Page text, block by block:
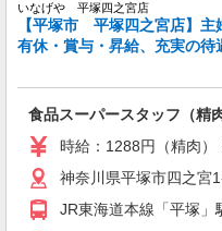
アルバイト
オリンピック 平塚店
神奈川
キープ
パート
いなげや 平塚四之宮店
【平塚市 平塚四之宮店】主
有休・賞与・昇給、充実の待
食品スーパースタッフ（精肉
時給：1288円（精肉
神奈川県平塚市四之宮
JR東海道本線「平塚」